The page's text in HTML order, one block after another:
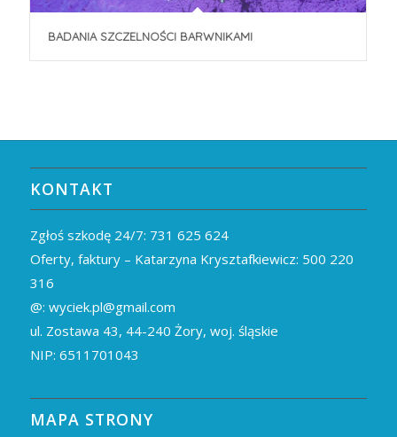
BADANIA SZCZELNOŚCI BARWNIKAMI
KONTAKT
Zgłoś szkodę 24/7: 731 625 624
Oferty, faktury – Katarzyna Krysztafkiewicz: 500 220
316
@: wyciek.pl@gmail.com
ul. Zostawa 43, 44-240 Żory, woj. śląskie
NIP: 6511701043
MAPA STRONY